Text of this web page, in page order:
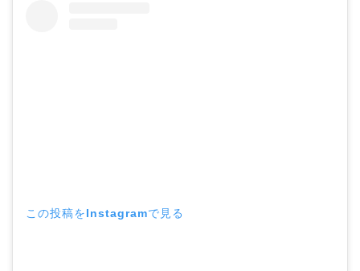
この投稿をInstagramで見る